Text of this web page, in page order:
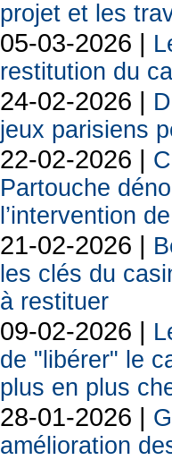
projet et les
05-03-2026 |
restitution du
24-02-2026 |
jeux parisiens
22-02-2026 |
Partouche
l’intervention
21-02-2026 |
les clés du
à restituer
09-02-2026 |
de "libérer" le
plus en plus
28-01-2026 |
amélioration